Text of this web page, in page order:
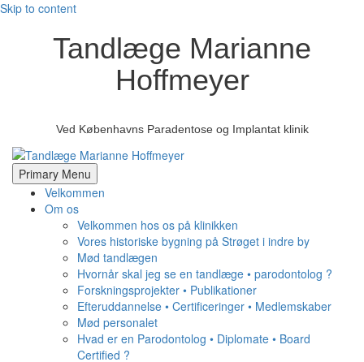
Skip to content
Tandlæge Marianne
Hoffmeyer
Ved Københavns Paradentose og Implantat klinik
Primary Menu
Velkommen
Om os
Velkommen hos os på klinikken
Vores historiske bygning på Strøget i indre by
Mød tandlægen
Hvornår skal jeg se en tandlæge • parodontolog ?
Forskningsprojekter • Publikationer
Efteruddannelse • Certificeringer • Medlemskaber
Mød personalet
Hvad er en Parodontolog • Diplomate • Board
Certified ?